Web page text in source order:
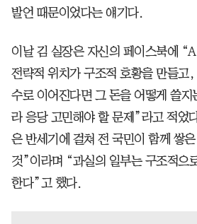
발언 때문이었다는 얘기다.
이날 김 실장은 자신의 페이스북에
전략적 위치가 구조적 호황을 만들고,
수로 이어진다면 그 돈을 어떻게 쓸지
라 응당 고민해야 할 문제”라고 적었
은 반세기에 걸쳐 전 국민이 함께 쌓
것”이라며 “과실의 일부는 구조적으
한다”고 했다.